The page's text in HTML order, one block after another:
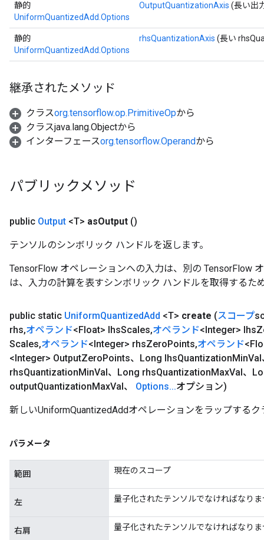
静的
UniformQuantizedAdd.Options
OutputQuantizationAxis (長い出
静的
UniformQuantizedAdd.Options
rhsQuantizationAxis (長い
継承されたメソッド
クラスorg.tensorflow.op.PrimitiveOpから
クラスjava.lang.Objectから
インターフェースorg.tensorflow.Operandから
パブリックメソッド
public Output <T> asOutput ()
テンソルのシンボリック ハンドルを返します。
TensorFlow オペレーションへの入力は、別の TensorFlow
は、入力の計算を表すシンボリック ハンドルを取得するた
public static UniformQuantizedAdd <T> create (スコープ
rhs,オペランド<Float> lhsScales,オペランド<Integer> lhs
Scales,オペランド<Integer> rhsZeroPoints,オペランド
<Integer> OutputZeroPoints、Long lhsQuantizationMin
rhsQuantizationMinVal、Long rhsQuantizationMaxVal、
outputQuantizationMaxVal、 Options...オプション)
新しいUniformQuantizedAddオペレーションをラップする
パラメータ
範囲 現在のスコープ
左 量子化されたテンソルでなければなり
右肩 量子化されたテンソルでなければなり